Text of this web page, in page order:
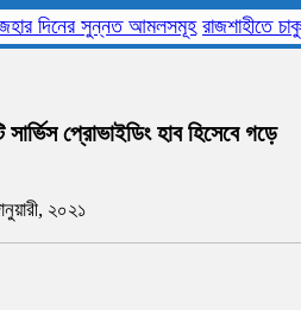
সুন্নত আমলসমূহ রাজশাহীতে চাকুরী
সার্ভিস প্রোভাইডিং হাব হিসেবে গড়ে
২০২১